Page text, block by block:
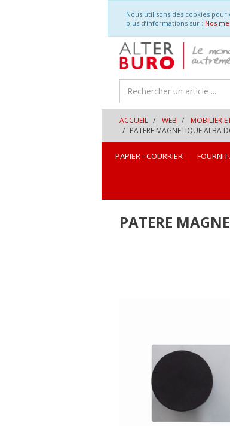
contenu
navigation
Nous utilisons des cookies
plus d’informations sur : Nos
ACCUEIL WEB MOBILIER
PATERE MAGNETIQUE ALBA
PAPIER - COURRIER
PATERE